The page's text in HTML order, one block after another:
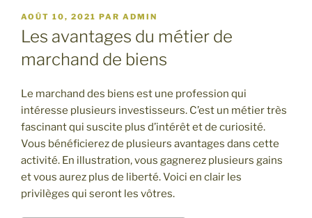
PUBLIÉ
LE
AOÛT 10, 2021 PAR ADMIN
Les avantages du métier de
marchand de biens
Le marchand des biens est une profession qui
intéresse plusieurs investisseurs. C’est un métier très
fascinant qui suscite plus d’intérêt et de curiosité.
Vous bénéficierez de plusieurs avantages dans cette
activité. En illustration, vous gagnerez plusieurs gains
et vous aurez plus de liberté. Voici en clair les
privilèges qui seront les vôtres.